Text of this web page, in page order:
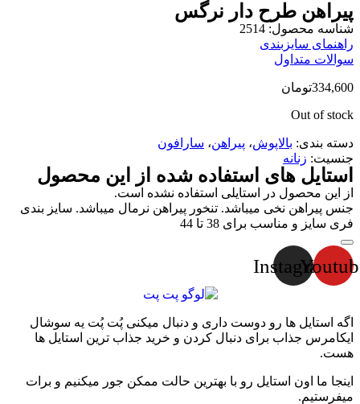
پیراهن طرح دار نرگس
شناسه محصول: 2514
راهنمای سایزبندی
سوالات متداول
334,600تومان
Out of stock
دسته بندی: بالاپوش، پیراهن، سارافون
جنسیت: زنانه
استایل های استفاده شده از این محصول
از این محصول در استایلی استفاده نشده است.
جنس پیراهن نخی میباشد. تنخور پیراهن نرمال میباشد. سایز بندی
فری سایز و مناسب برای 38 تا 44
Instagram
اگه استایل ها رو دوست داری و دنبال میکنی پُت پُت یه سوشال
ایکامرس جذاب برای دنبال کردن و خرید جذاب ترین استایل ها
هست.
اینجا ما اون استایل رو با بهترین حالت ممکن جور میکنیم و برات
میفرستیم.